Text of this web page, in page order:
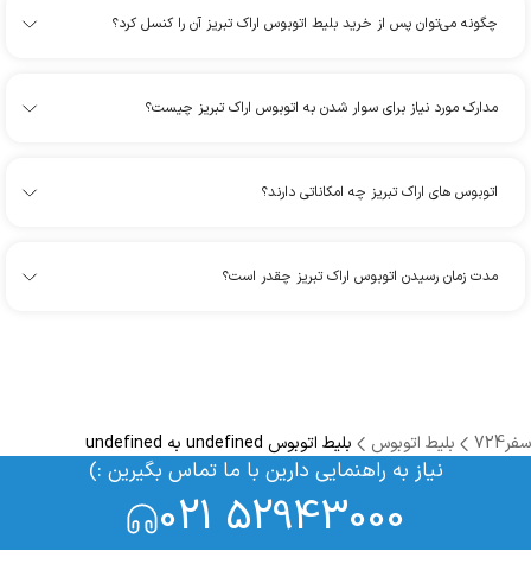
چگونه می‌توان پس از خرید بلیط اتوبوس اراک تبریز آن را کنسل کرد؟
مدارک مورد نیاز برای سوار شدن به اتوبوس اراک تبریز چیست؟
اتوبوس های اراک تبریز چه امکاناتی دارند؟
مدت زمان رسیدن اتوبوس اراک تبریز چقدر است؟
سفر724 بلیط اتوبوس بلیط اتوبوس undefined به undefined
نیاز به راهنمایی دارین با ما تماس بگیرین :)
021 52943000